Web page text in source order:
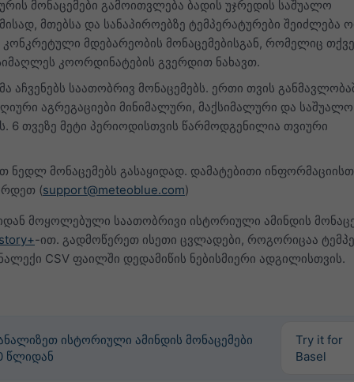
მონაცემები გამოითვლება ბადის უჯრედის საშუალო
მთებსა და სანაპიროებზე ტემპერატურები შეიძლება
კონკრეტული მდებარეობის მონაცემებისგან, რომელიც
კოორდინატების გვერდით ნახავთ.
აჩვენებს საათობრივ მონაცემებს. ერთი თვის
აგრეგაციები მინიმალური, მაქსიმალური და საშუალო
6 თვეზე მეტი პერიოდისთვის წარმოდგენილია თვიური
ნედლ მონაცემებს გასაყიდად. დამატებითი
(support@meteoblue.com)
მოყოლებული საათობრივი ისტორიული ამინდის
-ით. გადმოწერეთ ისეთი ცვლადები, როგორიცაა
CSV ფაილში დედამიწის ნებისმიერი ადგილისთვის.
ისტორიული ამინდის მონაცემები
წლიდან
Try it for
Basel